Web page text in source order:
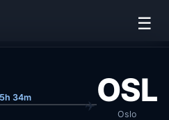
☰
34m OSL
Oslo